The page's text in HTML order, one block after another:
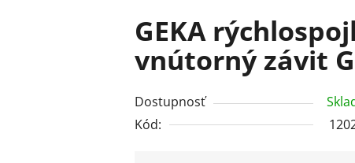
GEKA
vnútorný závit
Dostupnosť
Kód: